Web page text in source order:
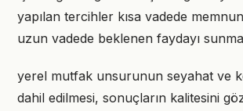
yapılan tercihler kısa vadede
uzun vadede beklenen faydayı
yerel mutfak unsurunun seyahat ve
dahil edilmesi, sonuçların kalitesini